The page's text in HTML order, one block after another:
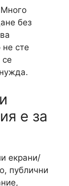
Много
без
сте
се
е за
екрани/
публични